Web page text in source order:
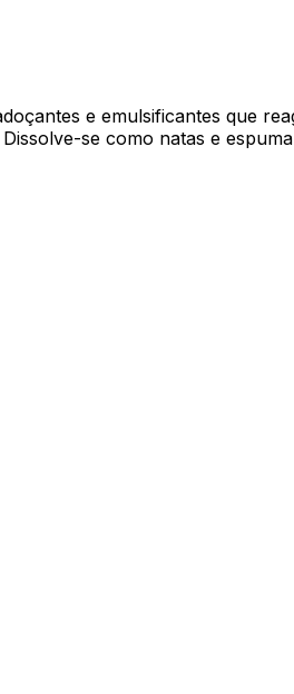
e emulsificantes que
se como natas e